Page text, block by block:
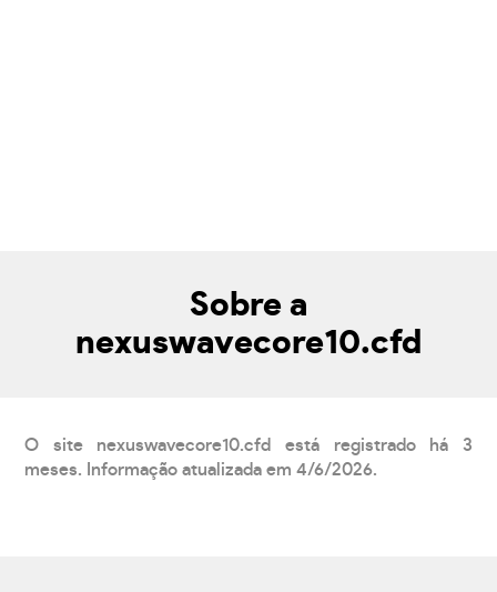
Sobre a
nexuswavecore10.cfd
O site nexuswavecore10.cfd está registrado há 3
meses. Informação atualizada em 4/6/2026.